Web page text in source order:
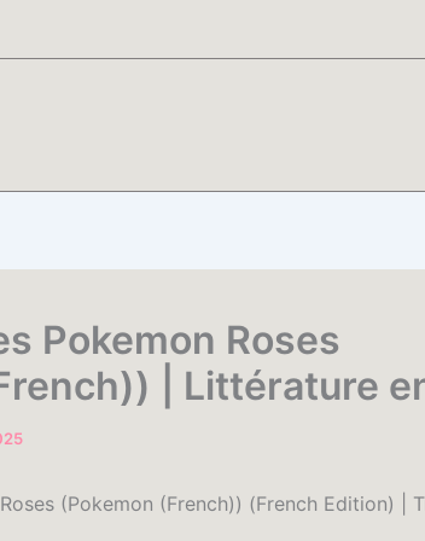
Pokemon Roses
| Littérature
(Pokemon (French)) (French Edition) |